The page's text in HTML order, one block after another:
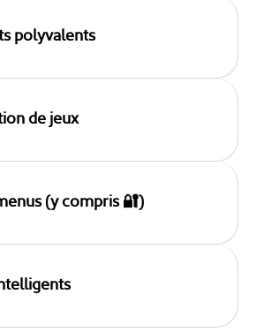
polyvalents
de jeux
(y compris 🔐)